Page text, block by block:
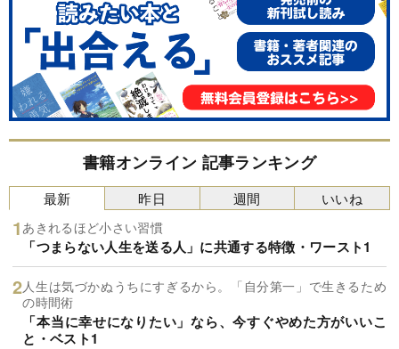
書籍オンライン 記事ランキング
最新
あきれるほど小さい習慣
「つまらない人生を送る人」に共通する特徴・ワースト1
人生は気づかぬうちにすぎるから。「自分第一」で生きるため
の時間術
「本当に幸せになりたい」なら、今すぐやめた方がいいこ
と・ベスト1
昨日 週間 いいね